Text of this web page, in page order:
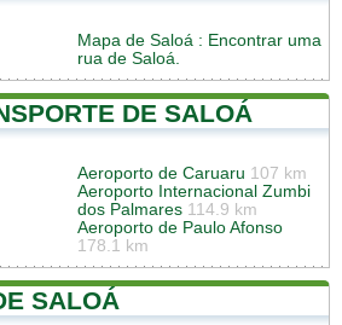
Mapa de Saloá : Encontrar uma
rua de Saloá.
DE SALOÁ
Aeroporto de Caruaru 107 km
Aeroporto Internacional Zumbi
dos Palmares 114.9 km
Aeroporto de Paulo Afonso
178.1 km
SALOÁ